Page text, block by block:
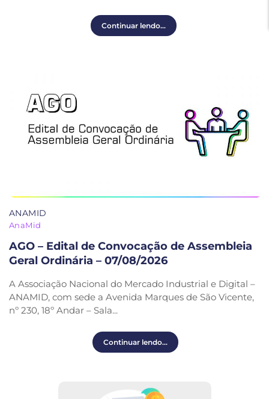
Continuar lendo...
ANAMID
AnaMid
AGO – Edital de Convocação de Assembleia
Geral Ordinária – 07/08/2026
A Associação Nacional do Mercado Industrial e Digital –
ANAMID, com sede a Avenida Marques de São Vicente,
nº 230, 18º Andar – Sala...
Continuar lendo...